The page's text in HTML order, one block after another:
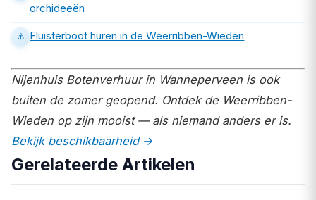
orchideeën
Fluisterboot huren in de Weerribben-Wieden
Nijenhuis Botenverhuur in Wanneperveen is ook
buiten de zomer geopend. Ontdek de Weerribben-
Wieden op zijn mooist — als niemand anders er is.
Bekijk beschikbaarheid →
Gerelateerde Artikelen